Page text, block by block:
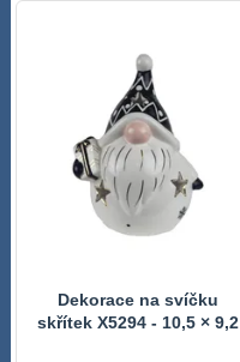
Dekorace na svíčku
skřítek X5294 - 10,5 × 9,2